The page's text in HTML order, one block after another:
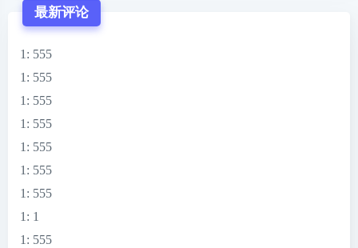
最新评论
1 : 555
1 : 555
1 : 555
1 : 555
1 : 555
1 : 555
1 : 555
1 : 1
1 : 555